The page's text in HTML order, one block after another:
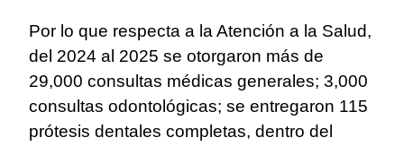
Por lo que respecta a la Atención a la Salud,
del 2024 al 2025 se otorgaron más de
29,000 consultas médicas generales; 3,000
consultas odontológicas; se entregaron 115
prótesis dentales completas, dentro del